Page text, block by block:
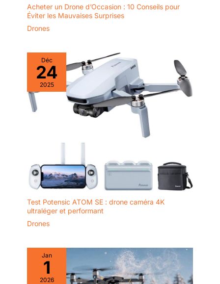
Acheter un Drone d’Occasion : 10 Conseils pour
Éviter les Mauvaises Surprises
Drones
Déc
24
2025
Test Potensic ATOM SE : drone caméra 4K
ultraléger et performant
Drones
Jan
1
2026